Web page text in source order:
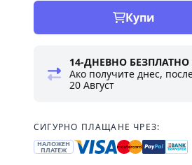
Купи
14-ДНЕВНО
Ако получите днес,
20 Август
СИГУРНО ПЛАЩАНЕ ЧРЕЗ:
НАЛОЖЕН
ПЛАТЕЖ